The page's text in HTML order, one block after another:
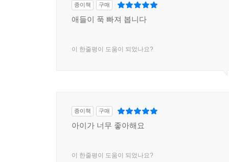
종이책 구매
애들이 푹 빠져 봅니다
이 한줄평이 도움이 되었나요?
종이책 구매
아이가 너무 좋아해요
이 한줄평이 도움이 되었나요?